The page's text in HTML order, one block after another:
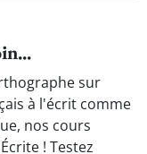
sur
à l'écrit comme
nos cours
! Testez